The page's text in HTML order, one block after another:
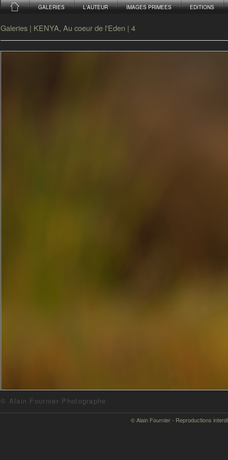
GALERIES L'AUTEUR IMAGES PRIMEES EDITIONS
Galeries | KENYA, Au coeur de l'Eden | 4
© Alain Fournier Photographe
© Alain Fournier - Reproductions